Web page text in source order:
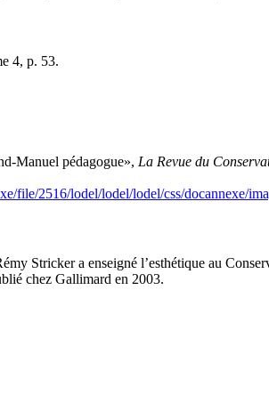
4, p. 53.
Manuel pédagogue», La Revue du
file/2516/lodel/lodel/lodel/css/docannexe/
Stricker a enseigné l’esthétique au
chez Gallimard en 2003.